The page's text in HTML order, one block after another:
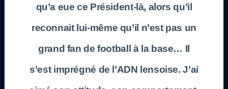
qu’a eue ce Président-là, alors qu’il
reconnait lui-même qu’il n’est pas un
grand fan de football à la base… Il
s’est imprégné de l’ADN lensoise. J’ai